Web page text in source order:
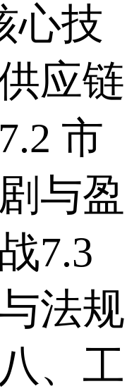
心技
应链
市
与盈
7.3
法规
、工